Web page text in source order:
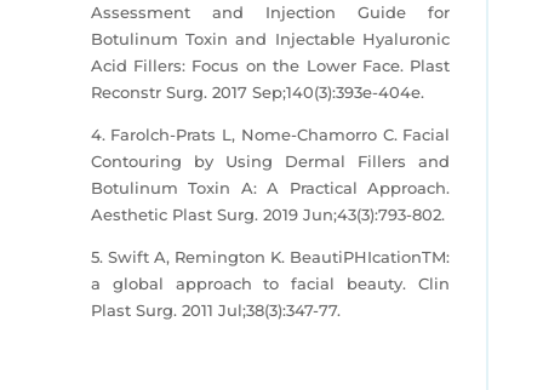
Assessment and Injection Guide for
Botulinum Toxin and Injectable Hyaluronic
Acid Fillers: Focus on the Lower Face. Plast
Reconstr Surg. 2017 Sep;140(3):393e-404e.
4. Farolch-Prats L, Nome-Chamorro C. Facial
Contouring by Using Dermal Fillers and
Botulinum Toxin A: A Practical Approach.
Aesthetic Plast Surg. 2019 Jun;43(3):793-802.
5. Swift A, Remington K. BeautiPHIcationTM:
a global approach to facial beauty. Clin
Plast Surg. 2011 Jul;38(3):347-77.